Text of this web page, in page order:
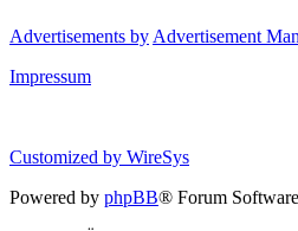
Advertisements by Advertisement
Impressum
Customized by WireSys
Powered by phpBB® Forum